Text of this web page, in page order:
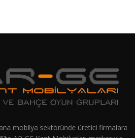
mobilya sektöründe üretici firmalara